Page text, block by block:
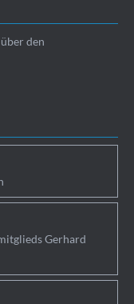
den
Gerhard